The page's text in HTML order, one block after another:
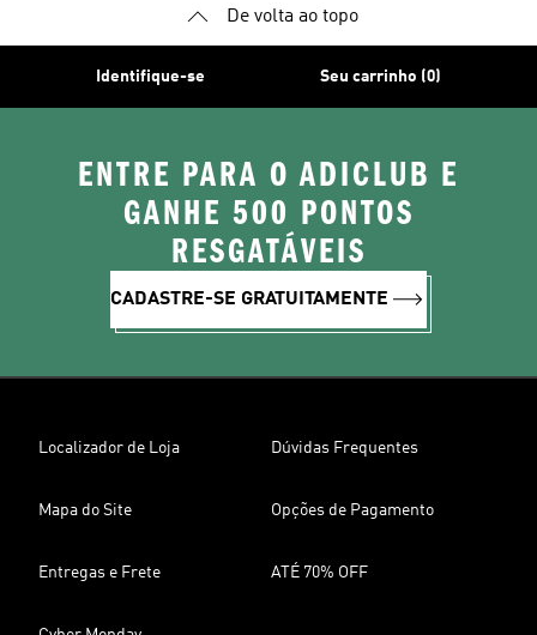
De volta ao topo
Identifique-se Seu carrinho (0)
ENTRE PARA O ADICLUB E
GANHE 500 PONTOS
RESGATÁVEIS
CADASTRE-SE GRATUITAMENTE
Localizador de Loja Dúvidas Frequentes
Mapa do Site Opções de Pagamento
Entregas e Frete ATÉ 70% OFF